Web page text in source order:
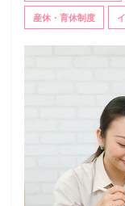
産休・育休制度